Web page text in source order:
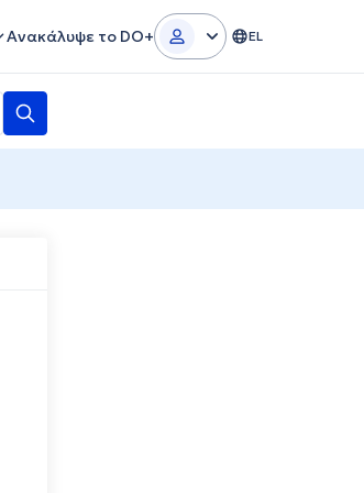
Ανακάλυψε το DO+ EL